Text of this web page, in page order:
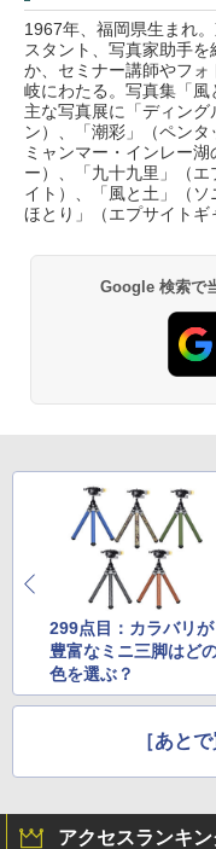
1967年、福岡県生まれ
スタント、写真家助手
か、セミナー講師やフ
岐にわたる。写真集「風
主な写真展に「ディン
ン）、「潮彩」（ペンタ
ミャンマー・インレー
ー）、「九十九里」（
イト）、「風と土」（
ほとり」（エプサイトギ
Google 検索で
299点目：カラバリが
豊富なミニ三脚はど
色を選ぶ？
［あと
アクセスランキン